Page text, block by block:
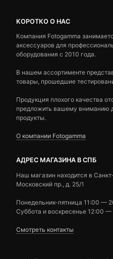
КОРОТКО О НАС
Компания Fotogamma
аксессуаров для
оборудования с 2010 года.
В нашем ассортименте
товары, прошедшие
Продукция плохого качества
предложить вашему вниманию
продукты.
О компании Fotogamma
АДРЕС МАГАЗИНА В СПБ
Наш магазин находится в
Московский пр., д. 25/1
Понедельник-пятница 11:00 —
Суббота и воскресенье 12:00
Смотреть контакты